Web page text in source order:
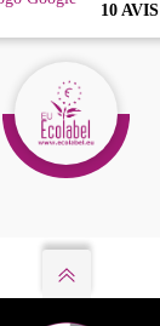
10 AVIS